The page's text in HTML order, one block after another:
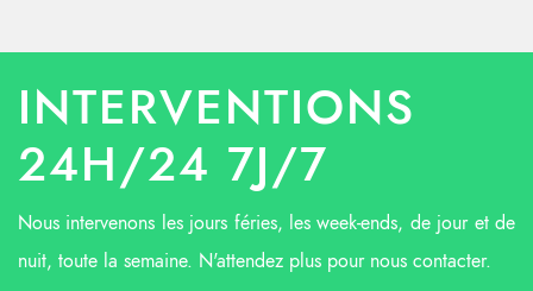
INTERVENTIONS
24H/24 7J/7
Nous intervenons les jours féries, les week-ends, de jour et de
nuit, toute la semaine. N'attendez plus pour nous contacter.